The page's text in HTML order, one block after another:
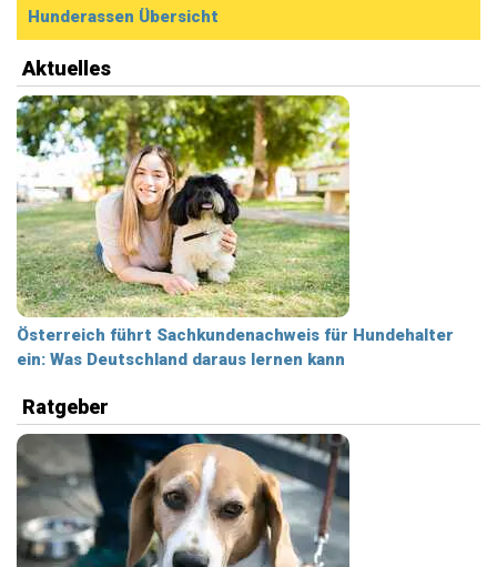
Hunderassen Übersicht
Aktuelles
Österreich führt Sachkundenachweis für Hundehalter
ein: Was Deutschland daraus lernen kann
Ratgeber